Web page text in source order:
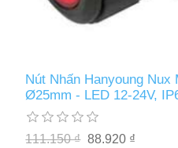
Nút Nhấn Hanyoung Nux
Ø25mm - LED 12-24V,
111.150 ₫ 88.920 ₫